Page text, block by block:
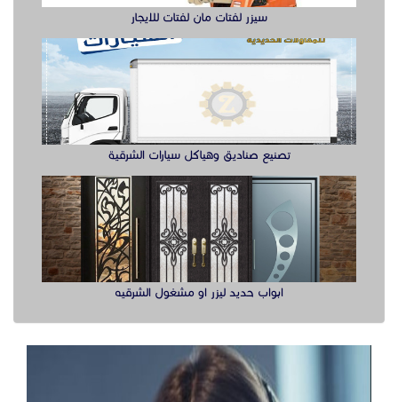
سيزر لفتات مان لفتات للايجار
تصنيع صناديق وهياكل سيارات الشرقية
ابواب حديد ليزر او مشغول الشرقيه